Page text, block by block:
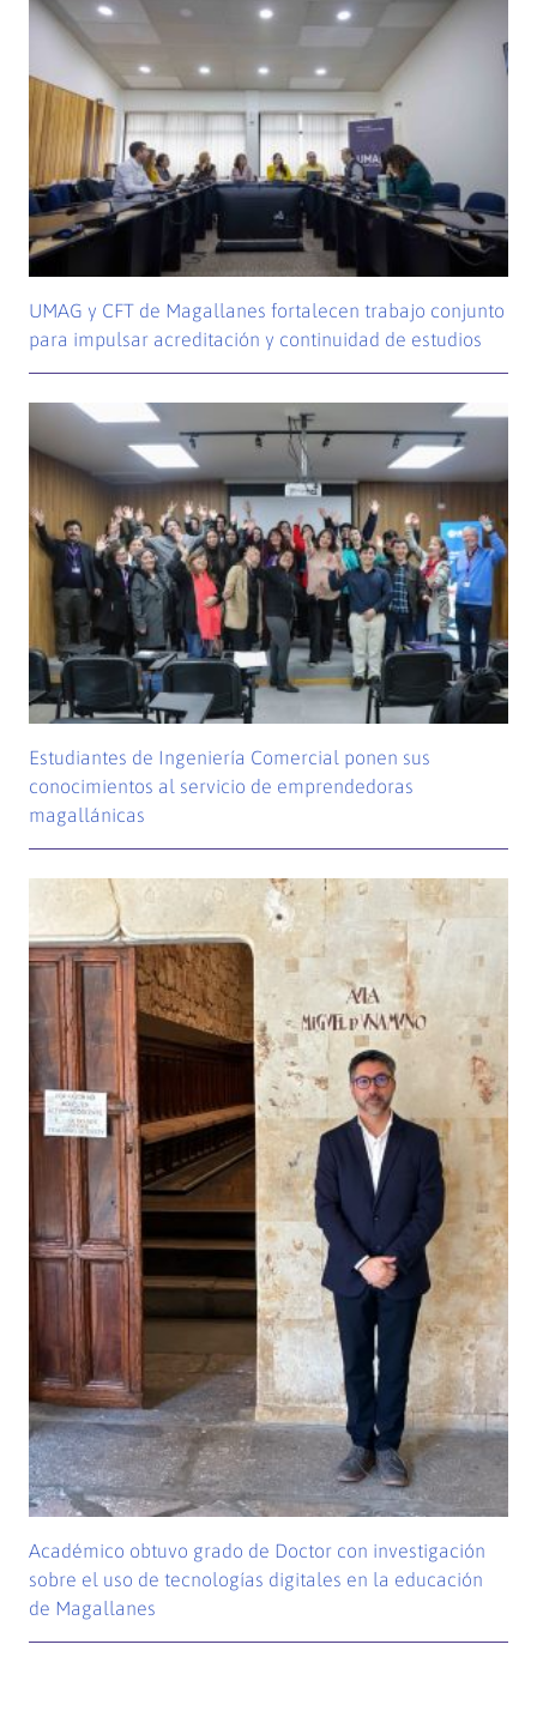
UMAG y CFT de Magallanes fortalecen trabajo conjunto
para impulsar acreditación y continuidad de estudios
Estudiantes de Ingeniería Comercial ponen sus
conocimientos al servicio de emprendedoras
magallánicas
Académico obtuvo grado de Doctor con investigación
sobre el uso de tecnologías digitales en la educación
de Magallanes